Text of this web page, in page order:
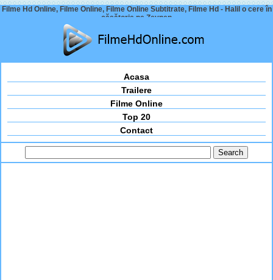
Filme Hd Online, Filme Online, Filme Online Subtitrate, Filme Hd - Halil o cere în
căsătorie pe Zeynep
Acasa
Trailere
Filme Online
Top 20
Contact